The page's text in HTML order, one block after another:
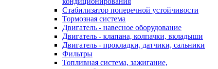
Стабилизатор поперечной устойчивости
Тормозная система
Двигатель - навесное оборудование
Двигатель - клапана, колпачки, вкладыши
Двигатель - прокладки, датчики, сальники
Фильтры
Топливная система, зажигание,